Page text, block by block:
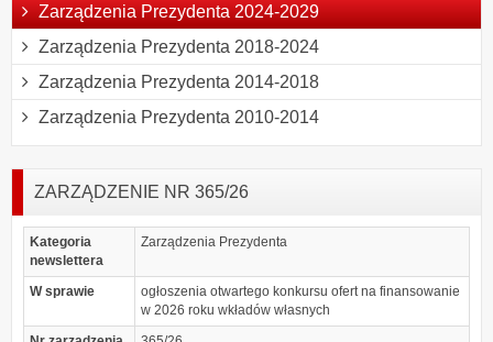
Zarządzenia Prezydenta 2024-2029
Zarządzenia Prezydenta 2018-2024
Zarządzenia Prezydenta 2014-2018
Zarządzenia Prezydenta 2010-2014
ZARZĄDZENIE NR 365/26
Kategoria
newslettera
Zarządzenia Prezydenta
W sprawie
ogłoszenia otwartego konkursu ofert na finansowanie
w 2026 roku wkładów własnych